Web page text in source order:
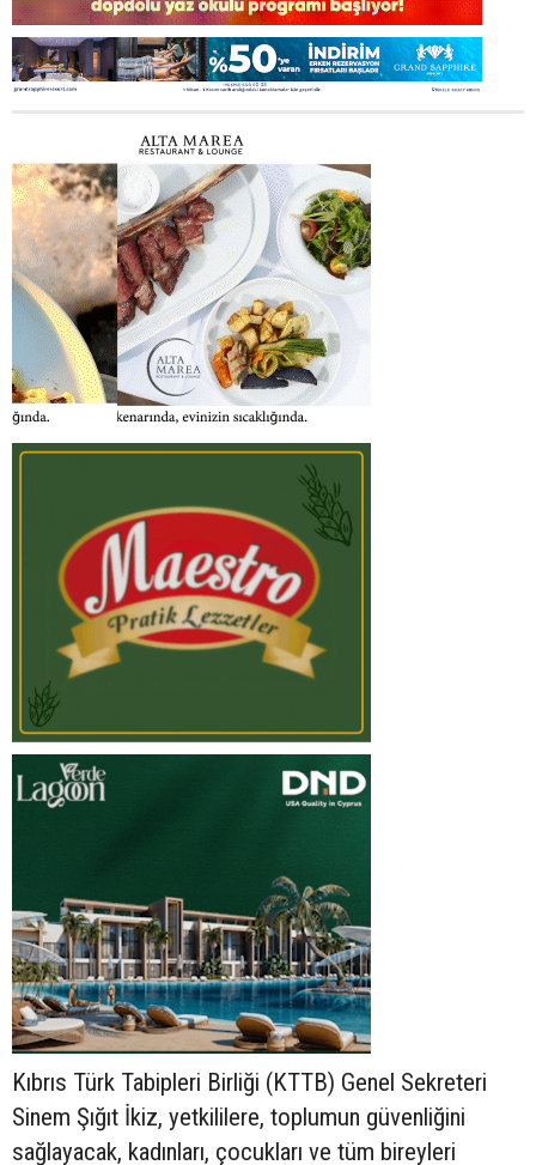
Kıbrıs Türk Tabipleri Birliği (KTTB) Genel Sekreteri
Sinem Şığıt İkiz, yetkililere, toplumun güvenliğini
sağlayacak, kadınları, çocukları ve tüm bireyleri